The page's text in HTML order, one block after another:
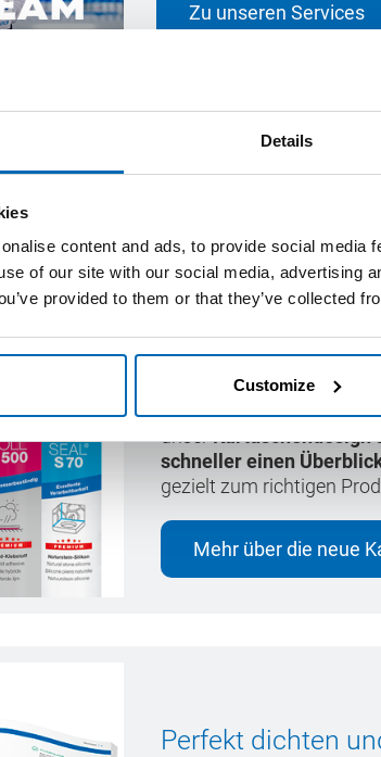
Details
content and ads, to provide social media
of our site with our social media, advertising
provided to them or that they’ve collected
Customize
Zu unseren Services
Wir bei OTTO sind stets
zu bieten, sondern auch
einfach wie möglichzu
unser
schneller einen
gezielt zum richtigen
Mehr über die neue
Perfekt dichten